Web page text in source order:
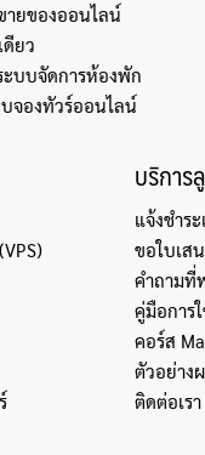
ายของออนไลน์
ดียว
ะบบจัดการห้องพัก
จองทัวร์ออนไลน์
บริการ
แจ้งชำระ
ขอใบเส
คำถามที่
คู่มือการ
คอร์ส
ตัวอย่าง
ติดต่อเรา